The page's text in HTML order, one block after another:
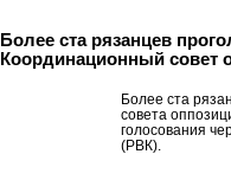
Более ста рязанцев
Координационный совет
Более ста
совета
голосования
(РВК).